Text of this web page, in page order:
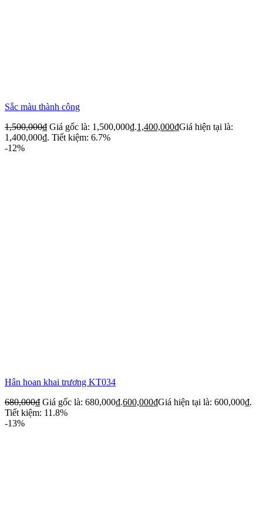
Sắc màu thành công
1,500,000₫ Giá gốc là: 1,500,000₫.1,400,000₫Giá hiện tại là:
1,400,000₫. Tiết kiệm: 6.7%
-12%
Hân hoan khai trương KT034
680,000₫ Giá gốc là: 680,000₫.600,000₫Giá hiện tại là: 600,000₫.
Tiết kiệm: 11.8%
-13%